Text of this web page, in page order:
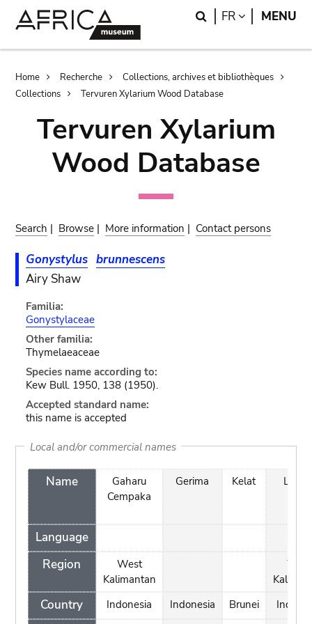
Search
FR LANGUAGE
MENU
Breadcrumb
Home Recherche
Collections, archives et bibliothèques
Collections
Tervuren Xylarium Wood Database
Tervuren Xylarium
Wood Database
Search | Browse | More information | Contact persons
Gonystylus brunnescens
Airy Shaw
Familia:
Gonystylaceae
Other familia:
Thymelaeaceae
Species name according to:
Kew Bull. 1950, 138 (1950).
Accepted standard name:
this name is accepted
Local and/or commercial names
Name
Language
Region
Country
Gaharu
Cempaka
West
Kalimantan
Indonesia
Gerima
Indonesia
Kelat
Brunei
West